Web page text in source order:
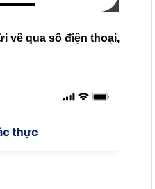
về qua số điện thoại,